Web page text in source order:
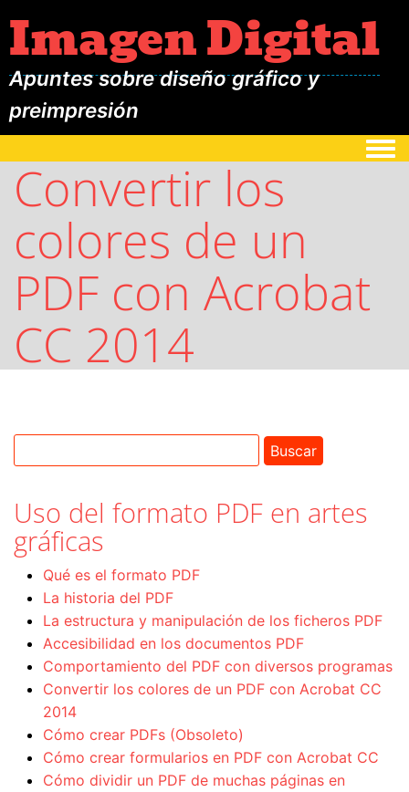
Imagen Digital
Apuntes sobre diseño gráfico y
preimpresión
Convertir los
colores de un
PDF con Acrobat
CC 2014
Uso del formato PDF en artes
gráficas
Qué es el formato PDF
La historia del PDF
La estructura y manipulación de los ficheros PDF
Accesibilidad en los documentos PDF
Comportamiento del PDF con diversos programas
Convertir los colores de un PDF con Acrobat CC
2014
Cómo crear PDFs (Obsoleto)
Cómo crear formularios en PDF con Acrobat CC
Cómo dividir un PDF de muchas páginas en